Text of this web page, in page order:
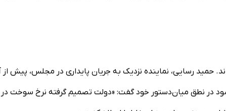
رسایی، نماینده نزدیک به جریان پایداری در مجلس، پیش از
در نطق میان‌دستور خود گفت: «دولت تصمیم گرفته نرخ سوخت در